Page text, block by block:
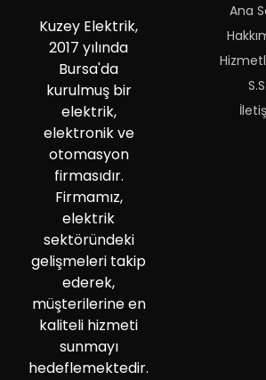
Kuzey Elektrik,
2017 yılında
Bursa'da
kurulmuş bir
elektrik,
elektronik ve
otomasyon
firmasıdır.
Firmamız,
elektrik
sektöründeki
gelişmeleri takip
ederek,
müşterilerine en
kaliteli hizmeti
sunmayı
hedeflemektedir.
Ana